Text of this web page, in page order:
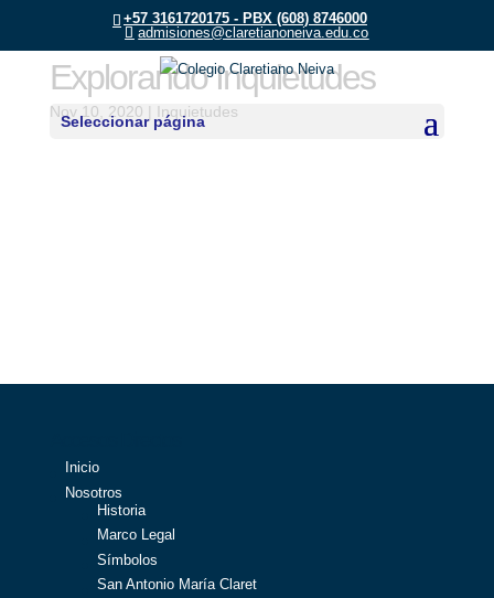
+57 3161720175 - PBX (608) 8746000
admisiones@claretianoneiva.edu.co
Seleccionar página
Explorando Inquietudes
Nov 10, 2020 | Inquietudes
Inicio
Nosotros
Historia
Marco Legal
Símbolos
San Antonio María Claret